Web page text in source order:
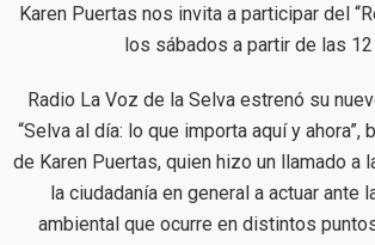
Karen Puertas nos invita a participar del
los sábados a partir de las 12
Radio La Voz de la Selva estrenó su
“Selva al día: lo que importa aquí y ahora”,
de Karen Puertas, quien hizo un llamado a
la ciudadanía en general a actuar ante
ambiental que ocurre en distintos